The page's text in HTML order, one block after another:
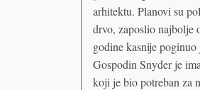
arhitektu. Planovi su
drvo, zaposlio najbolje
godine kasnije
Gospodin Snyder je
koji je bio potreban za